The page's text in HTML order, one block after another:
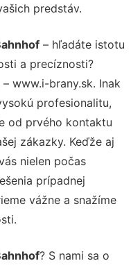
predstáv.
– hľadáte istotu
a precíznosti?
www.i-brany.sk. Inak
profesionalitu,
od prvého kontaktu
zákazky. Keďže aj
nielen počas
prípadnej
vážne a snažíme
? S nami sa o